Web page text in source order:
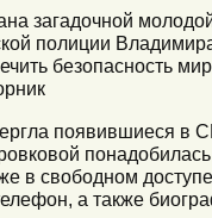
загадочной
полиции
безопасность
появившиеся в
в свободном
а также